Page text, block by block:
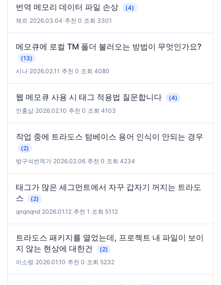
번역 메모리 데이터 파일 손상
(4)
체르 2026.03.04 추천 0 조회 3301
메모큐에 로컬 TM 폴더 불러오는 방법이 무엇인가요?
(13)
시나 2026.02.11 추천 0 조회 4080
웹 메모큐 사용 시 태그 적용법 질문합니다
(4)
인홍삼 2026.02.10 추천 0 조회 4103
작업 중에 트라도스 텀베이스 용어 인식이 안되는 경우
(2)
방구석번역가 2026.02.06 추천 0 조회 4234
태그가 많은 세그먼트에서 자꾸 갑자기 꺼지는 트라도
스
(2)
qnqnqnd 2026.01.12 추천 1 조회 5112
트라도스 패키지를 열었는데, 프로젝트 내 파일이 보이
지 않는 현상에 대한건
(2)
이소령 2026.01.10 추천 0 조회 5232